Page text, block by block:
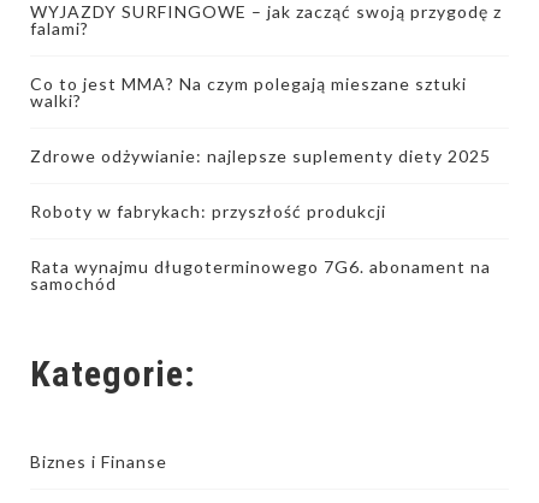
WYJAZDY SURFINGOWE – jak zacząć swoją przygodę z
falami?
Co to jest MMA? Na czym polegają mieszane sztuki
walki?
Zdrowe odżywianie: najlepsze suplementy diety 2025
Roboty w fabrykach: przyszłość produkcji
Rata wynajmu długoterminowego 7G6. abonament na
samochód
Kategorie:
Biznes i Finanse